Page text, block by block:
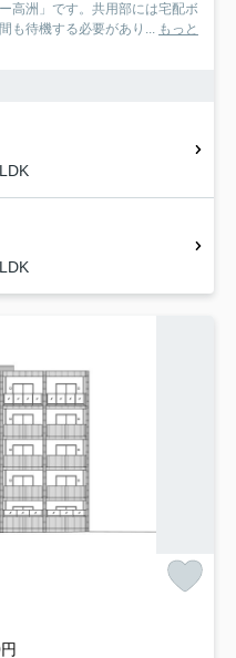
高洲」です。共用部には宅配ボ
も待機する必要があり... もっと